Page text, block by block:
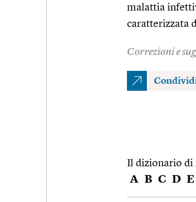
malattia
caratterizzata
Correzioni e
Il dizionario di
A B C D E